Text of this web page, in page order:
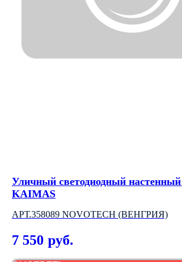
Уличный светодиодный
KAIMAS
АРТ.358089 NOVOTECH (ВЕНГРИЯ)
7 550 руб.